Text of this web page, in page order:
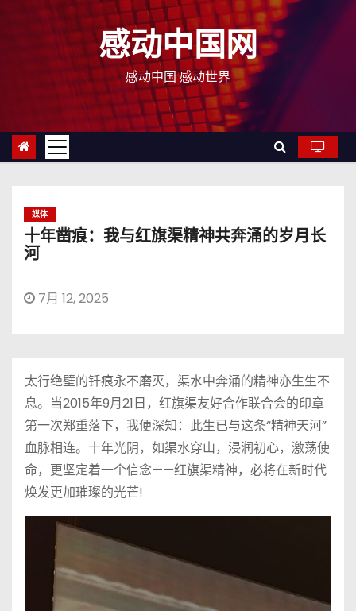
感动中国网
感动中国 感动世界
媒体
十年凿痕：我与红旗渠精神共奔涌的岁月长
河
7月 12, 2025
太行绝壁的钎痕永不磨灭，渠水中奔涌的精神亦生生不
息。当2015年9月21日，红旗渠友好合作联合会的印章
第一次郑重落下，我便深知：此生已与这条“精神天河”
血脉相连。十年光阴，如渠水穿山，浸润初心，激荡使
命，更坚定着一个信念——红旗渠精神，必将在新时代
焕发更加璀璨的光芒!